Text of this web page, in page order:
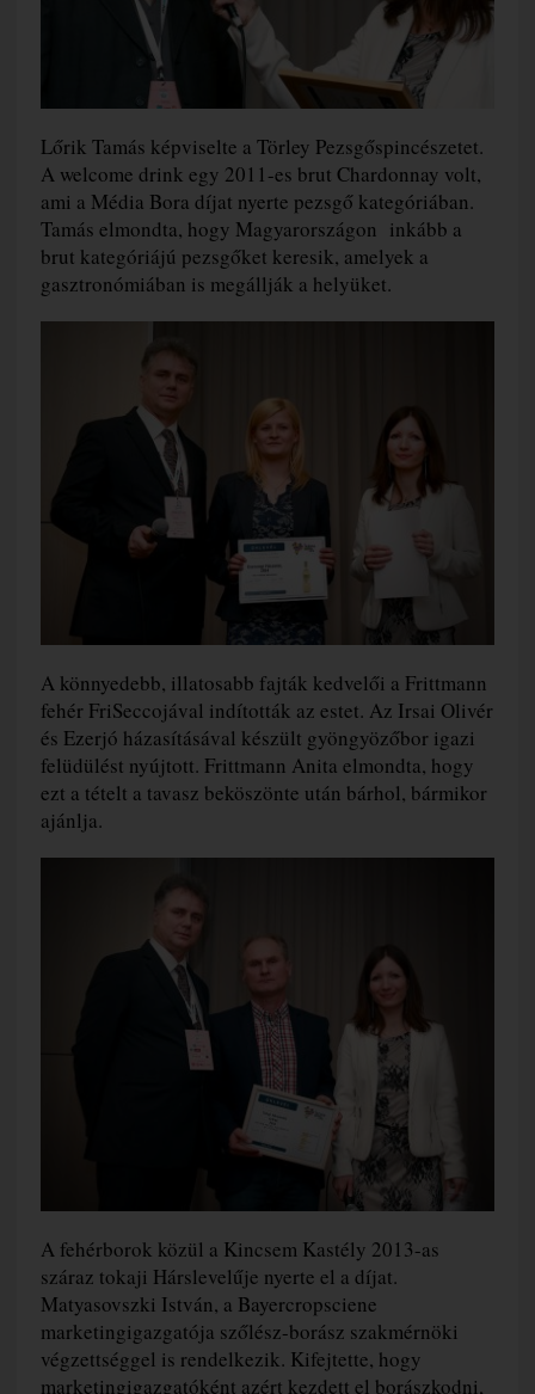
Lőrik Tamás képviselte a Törley Pezsgőspincészetet.
A welcome drink egy 2011-es brut Chardonnay volt,
ami a Média Bora díjat nyerte pezsgő kategóriában.
Tamás elmondta, hogy Magyarországon inkább a
brut kategóriájú pezsgőket keresik, amelyek a
gasztronómiában is megállják a helyüket.
A könnyedebb, illatosabb fajták kedvelői a Frittmann
fehér FriSeccojával indították az estet. Az Irsai Olivér
és Ezerjó házasításával készült gyöngyözőbor igazi
felüdülést nyújtott. Frittmann Anita elmondta, hogy
ezt a tételt a tavasz beköszönte után bárhol, bármikor
ajánlja.
A fehérborok közül a Kincsem Kastély 2013-as
száraz tokaji Hárslevelűje nyerte el a díjat.
Matyasovszki István, a Bayercropsciene
marketingigazgatója szőlész-borász szakmérnöki
végzettséggel is rendelkezik. Kifejtette, hogy
marketingigazgatóként azért kezdett el borászkodni,